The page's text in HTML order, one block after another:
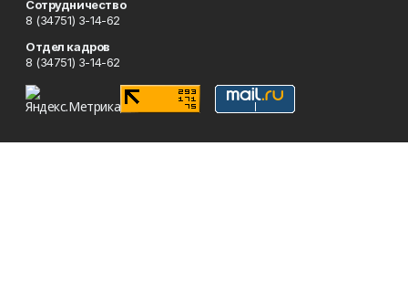
Сотрудничество
8 (34751) 3-14-62
Отдел кадров
8 (34751) 3-14-62